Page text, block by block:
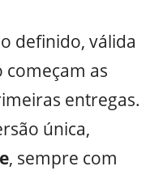
definido, válida
começam as
entregas.
única,
, sempre com